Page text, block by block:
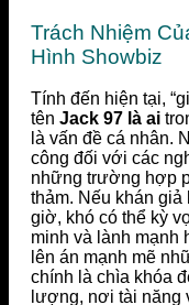
Trách Nhiệm
Hình Showbiz
Tính đến hiện tại,
tên Jack 97 là ai
là vấn đề cá nhân.
công đối với các
những trường hợp
thảm. Nếu khán
giờ, khó có thể kỳ
minh và lành mạnh
lên án mạnh mẽ
chính là chìa khóa
lượng, nơi tài năng